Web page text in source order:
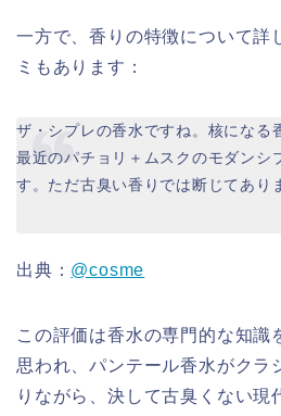
一方で、香りの特徴について詳
ミもあります：
ザ・シプレの香水ですね。核になる
最近のパチョリ＋ムスクのモダンシ
す。ただ古臭い香りでは断じてあり
出典： @cosme
この評価は香水の専門的な知識
思われ、パンテール香水がクラ
りながら、決して古臭くない現